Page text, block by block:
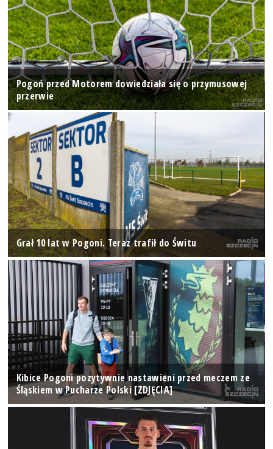
Pogoń przed Motorem dowiedziała się o przymusowej
przerwie
Grał 10 lat w Pogoni. Teraz trafił do Świtu
Kibice Pogoni pozytywnie nastawieni przed meczem ze
Śląskiem w Pucharze Polski [ZDJĘCIA]